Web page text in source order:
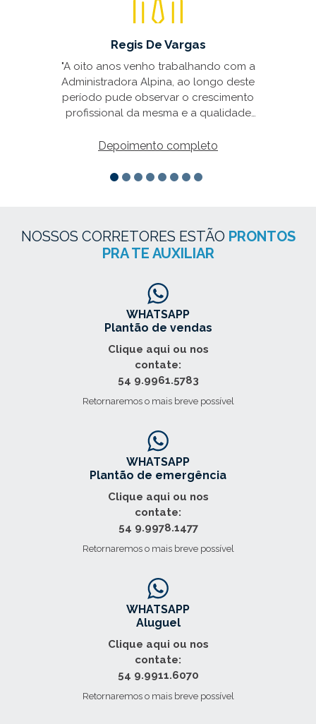
Regis De Vargas
"A oito anos venho trabalhando com a
Administradora Alpina, ao longo deste
período pude observar o crescimento
profissional da mesma e a qualidade
gestão interna de um valor excepcional a
funcionários. Recomendo!"
Depoimento completo
NOSSOS CORRETORES ESTÃO PRONTOS
PRA TE AUXILIAR
WHATSAPP
Plantão de vendas
Clique aqui ou nos
contate:
54 9.9961.5783
Retornaremos o mais breve possível
WHATSAPP
Plantão de emergência
Clique aqui ou nos
contate:
54 9.9978.1477
Retornaremos o mais breve possível
WHATSAPP
Aluguel
Clique aqui ou nos
contate:
54 9.9911.6070
Retornaremos o mais breve possível